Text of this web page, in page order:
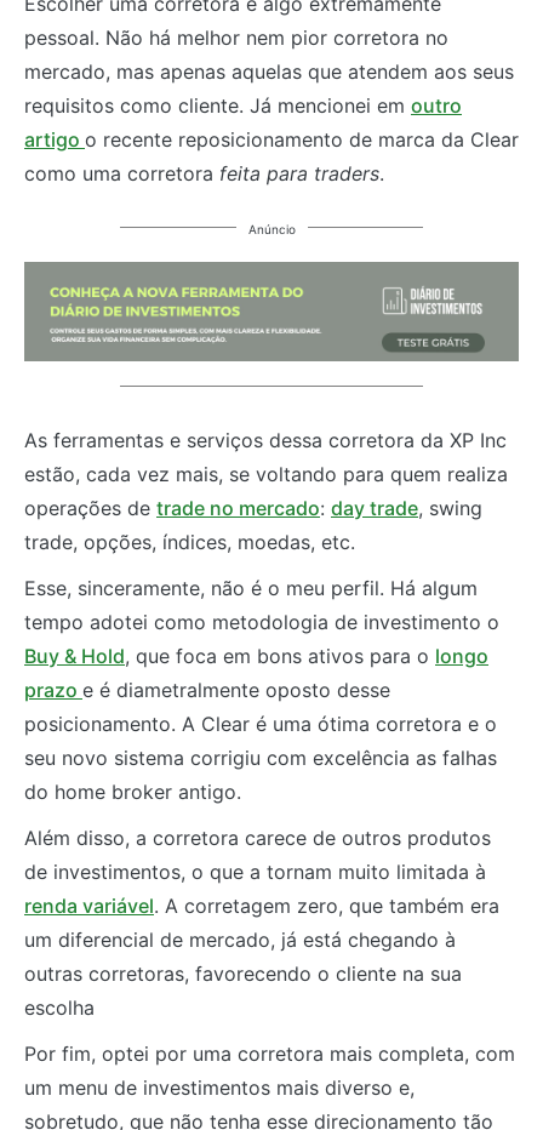
pessoal. Não há melhor nem pior corretora no
mercado, mas apenas aquelas que atendem aos seus
requisitos como cliente. Já mencionei em outro
artigo o recente reposicionamento de marca da Clear
como uma corretora feita para traders.
Anúncio
As ferramentas e serviços dessa corretora da XP Inc
estão, cada vez mais, se voltando para quem realiza
operações de trade no mercado: day trade, swing
trade, opções, índices, moedas, etc.
Esse, sinceramente, não é o meu perfil. Há algum
tempo adotei como metodologia de investimento o
Buy & Hold, que foca em bons ativos para o longo
prazo e é diametralmente oposto desse
posicionamento. A Clear é uma ótima corretora e o
seu novo sistema corrigiu com excelência as falhas
do home broker antigo.
Além disso, a corretora carece de outros produtos
de investimentos, o que a tornam muito limitada à
renda variável. A corretagem zero, que também era
um diferencial de mercado, já está chegando à
outras corretoras, favorecendo o cliente na sua
escolha
Por fim, optei por uma corretora mais completa, com
um menu de investimentos mais diverso e,
sobretudo, que não tenha esse direcionamento tão